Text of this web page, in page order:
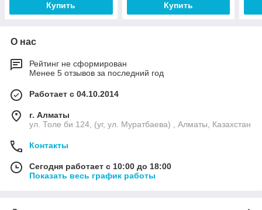
Купить Купить
О нас
Рейтинг не сформирован
Менее 5 отзывов за последний год
Работает с 04.10.2014
г. Алматы
ул. Толе би 124, (уг, ул. Муратбаева) , Алматы, Казахстан
Контакты
Сегодня работает с 10:00 до 18:00
Показать весь график работы